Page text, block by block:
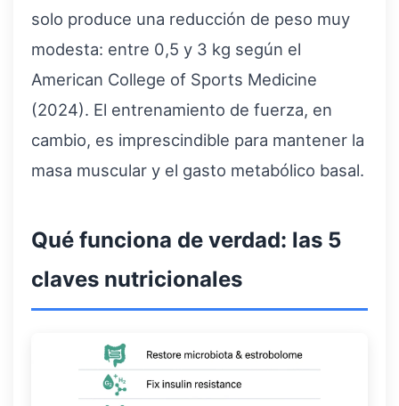
solo produce una reducción de peso muy
modesta: entre 0,5 y 3 kg según el
American College of Sports Medicine
(2024). El entrenamiento de fuerza, en
cambio, es imprescindible para mantener la
masa muscular y el gasto metabólico basal.
Qué funciona de verdad: las 5
claves nutricionales